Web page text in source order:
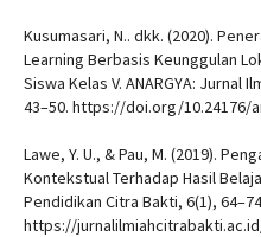
Kusumasari, N.. dkk. (2020).
Learning Berbasis Keunggulan
Siswa Kelas V. ANARGYA: Jurnal
43–50. https://doi.org/10.24176/
Lawe, Y. U., & Pau, M. (2019).
Kontekstual Terhadap Hasil
Pendidikan Citra Bakti, 6(1),
https://